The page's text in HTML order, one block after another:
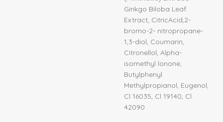
Ginkgo Biloba Leaf
Extract, CitricAcid,2-
bromo-2- nitropropane-
1,3-diol, Coumarin,
Citronellol, Alpha-
isomethyl lonone,
Butylphenyl
Methylpropianol, Eugenol,
Cl 16035, Cl 19140, Cl
42090